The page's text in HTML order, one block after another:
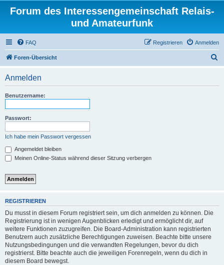
Forum des Interessengemeinschaft Relais-
und Amateurfunk
FAQ Anmelden
Registrieren
Foren-Übersicht
Anmelden
Benutzername:
Passwort:
Ich habe mein Passwort vergessen
Angemeldet bleiben
Meinen Online-Status während dieser Sitzung verbergen
REGISTRIEREN
Du musst in diesem Forum registriert sein, um dich anmelden zu können. Die
Registrierung ist in wenigen Augenblicken erledigt und ermöglicht dir, auf
weitere Funktionen zuzugreifen. Die Board-Administration kann registrierten
Benutzern auch zusätzliche Berechtigungen zuweisen. Beachte bitte unsere
Nutzungsbedingungen und die verwandten Regelungen, bevor du dich
registrierst. Bitte beachte auch die jeweiligen Forenregeln, wenn du dich in
diesem Board bewegst.